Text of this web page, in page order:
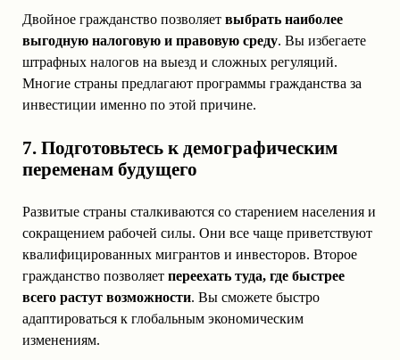
Двойное гражданство позволяет выбрать наиболее
выгодную налоговую и правовую среду. Вы избегаете
штрафных налогов на выезд и сложных регуляций.
Многие страны предлагают программы гражданства за
инвестиции именно по этой причине.
7. Подготовьтесь к демографическим
переменам будущего
Развитые страны сталкиваются со старением населения и
сокращением рабочей силы. Они все чаще приветствуют
квалифицированных мигрантов и инвесторов. Второе
гражданство позволяет переехать туда, где быстрее
всего растут возможности. Вы сможете быстро
адаптироваться к глобальным экономическим
изменениям.